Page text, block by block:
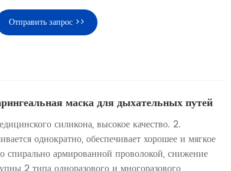
Отправить запрос >>
маска для дыхательных путей
силикона, высокое качество. 2.
однократно, обеспечивает хорошее и мягкое
спирально армированной проволокой, снижение